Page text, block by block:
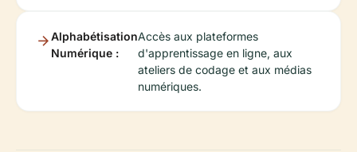
Alphabétisation
Numérique :
Accès aux plateformes
d'apprentissage en ligne, aux
ateliers de codage et aux médias
numériques.